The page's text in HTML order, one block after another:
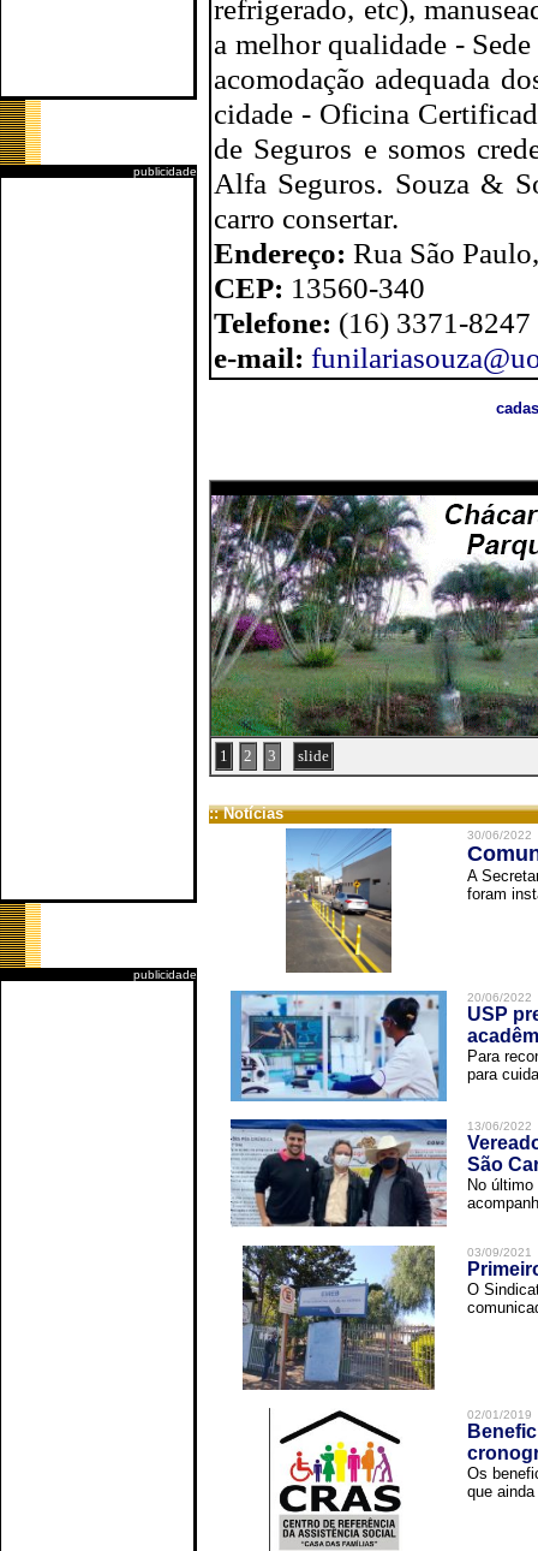
publicidade
publicidade
refrigerado, etc),
a melhor qualidade -
acomodação adequada
cidade - Oficina
de Seguros e somos
Alfa Seguros. Souza &
carro consertar.
Endereço: Rua São
CEP: 13560-340
Telefone: (16) 3371-8247
e-mail:
1 2 3 slide
:: Notícias
30/06/2022
A
foram
20/06/2022
USP
Para
para
13/06/2022
São
No
03/09/2021
O
02/01/2019
Os
que